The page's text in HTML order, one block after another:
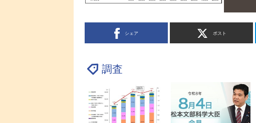
シェア ポスト
調査